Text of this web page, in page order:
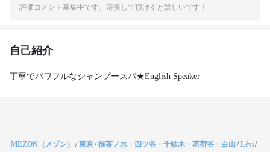
評価コメント募集中です。応援して頂けると嬉しいです！
自己紹介
丁寧でパワフルなシャンプースパ★English Speaker
MEZON（メゾン） /東京/御茶ノ水・四ツ谷・千駄木・茗荷谷・白山 /Lévi/